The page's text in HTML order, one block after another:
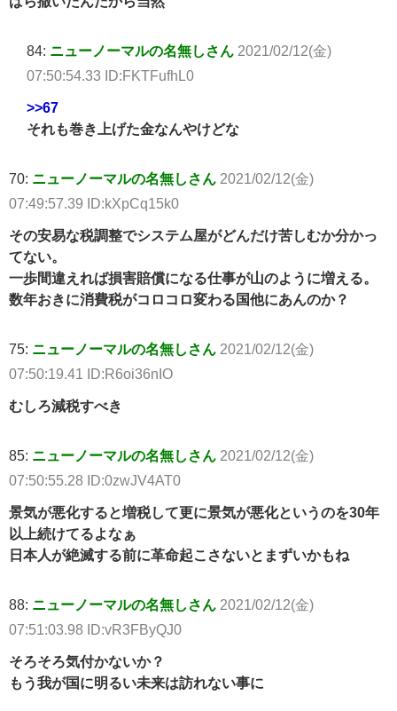
84: ニューノーマルの名無しさん 2021/02/12(金)
07:50:54.33 ID:FKTFufhL0
>>67
それも巻き上げた金なんやけどな
70: ニューノーマルの名無しさん 2021/02/12(金)
07:49:57.39 ID:kXpCq15k0
その安易な税調整でシステム屋がどんだけ苦しむか分かっ
てない。
一歩間違えれば損害賠償になる仕事が山のように増える。
数年おきに消費税がコロコロ変わる国他にあんのか？
75: ニューノーマルの名無しさん 2021/02/12(金)
07:50:19.41 ID:R6oi36nIO
むしろ減税すべき
85: ニューノーマルの名無しさん 2021/02/12(金)
07:50:55.28 ID:0zwJV4AT0
景気が悪化すると増税して更に景気が悪化というのを30年
以上続けてるよなぁ
日本人が絶滅する前に革命起こさないとまずいかもね
88: ニューノーマルの名無しさん 2021/02/12(金)
07:51:03.98 ID:vR3FByQJ0
そろそろ気付かないか？
もう我が国に明るい未来は訪れない事に